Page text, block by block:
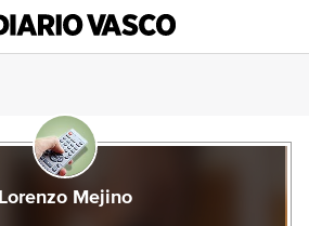
Lorenzo Mejino